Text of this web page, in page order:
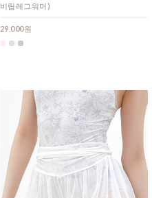
비립레그워머)
29,000원